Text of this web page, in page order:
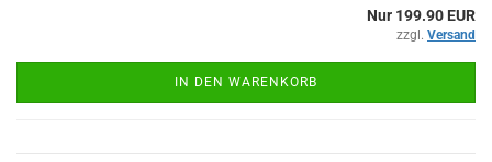
Nur 199.90 EUR
zzgl. Versand
IN DEN WARENKORB